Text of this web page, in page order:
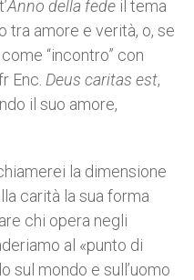
Anno della fede il tema
tra amore e verità, o, se
“incontro” con
Enc. Deus caritas est,
il suo amore,
la dimensione
carità la sua forma
chi opera negli
al «punto di
sul mondo e sull’uomo